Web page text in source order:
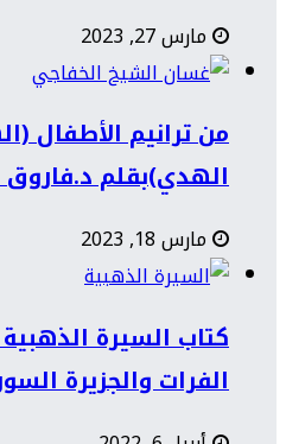
مارس 27, 2023
من ترانيم الأطفال
الهدي)بقلم
مارس 18, 2023
كتاب السيرة
الفرات والجزيرة